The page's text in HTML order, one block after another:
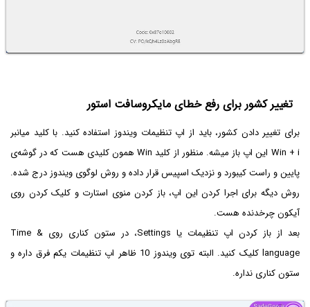
تغییر کشور برای رفع خطای مایکروسافت استور
برای تغییر دادن کشور، باید از اپ تنظیمات ویندوز استفاده کنید. با کلید میانبر
Win + i‌ این اپ باز میشه. منظور از کلید Win همون کلیدی هست که در گوشه‌ی
پایین و راست کیبورد و نزدیک اسپیس قرار داده و روش لوگوی ویندوز درج شده.
روش دیگه برای اجرا کردن این اپ، باز کردن منوی استارت و کلیک کردن روی
آیکون چرخدنده هست.
بعد از باز کردن اپ تنظیمات یا Settings، در ستون کناری روی Time &
language کلیک کنید. البته توی ویندوز 10 ظاهر اپ تنظیمات یکم فرق داره و
ستون کناری نداره.